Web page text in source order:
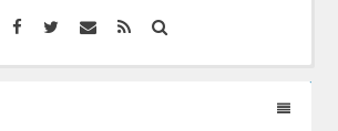
Facebook
Twitterメ
RSS